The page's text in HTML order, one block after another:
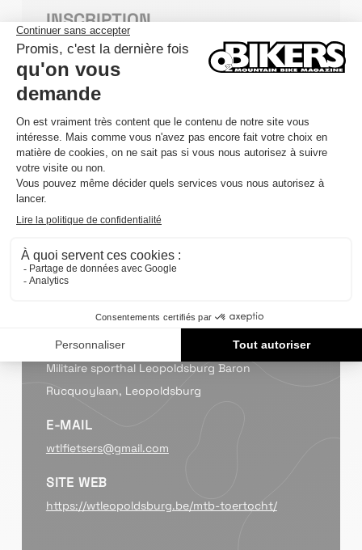
INSCRIPTION
S'INSCRIRE
DATE
17/10/2026
CATÉGORIE
Randonnée VTT
LIEU
Militaire sporthal Leopoldsburg Baron
Rucquoylaan, Leopoldsburg
E-MAIL
wtlfietsers@gmail.com
SITE WEB
https://wtleopoldsburg.be/mtb-toertocht/